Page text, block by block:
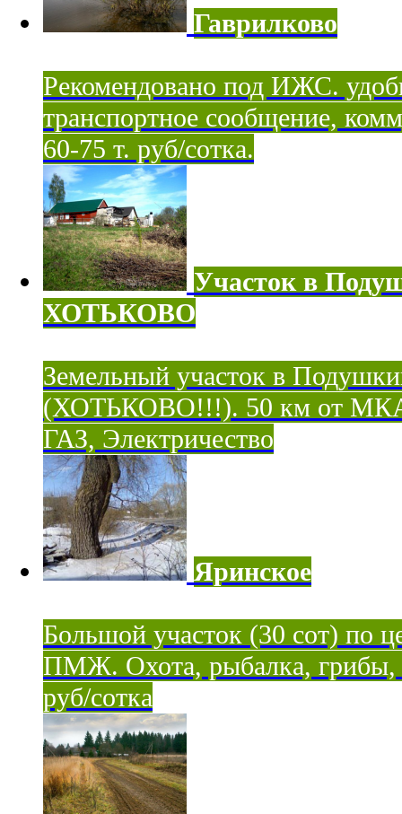
Гаврилково
Рекомендовано под ИЖС.
транспортное сообщение,
60-75 т. руб/сотка.
Участок в
ХОТЬКОВО
Земельный участок в
(ХОТЬКОВО!!!). 50 км от
ГАЗ, Электричество
Яринское
Большой участок (30 сот) по
ПМЖ. Охота, рыбалка, грибы,
руб/сотка